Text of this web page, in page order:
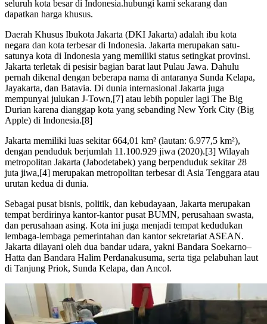
seluruh kota besar di Indonesia.hubungi kami sekarang dan
dapatkan harga khusus.
Daerah Khusus Ibukota Jakarta (DKI Jakarta) adalah ibu kota
negara dan kota terbesar di Indonesia. Jakarta merupakan satu-
satunya kota di Indonesia yang memiliki status setingkat provinsi.
Jakarta terletak di pesisir bagian barat laut Pulau Jawa. Dahulu
pernah dikenal dengan beberapa nama di antaranya Sunda Kelapa,
Jayakarta, dan Batavia. Di dunia internasional Jakarta juga
mempunyai julukan J-Town,[7] atau lebih populer lagi The Big
Durian karena dianggap kota yang sebanding New York City (Big
Apple) di Indonesia.[8]
Jakarta memiliki luas sekitar 664,01 km² (lautan: 6.977,5 km²),
dengan penduduk berjumlah 11.100.929 jiwa (2020).[3] Wilayah
metropolitan Jakarta (Jabodetabek) yang berpenduduk sekitar 28
juta jiwa,[4] merupakan metropolitan terbesar di Asia Tenggara atau
urutan kedua di dunia.
Sebagai pusat bisnis, politik, dan kebudayaan, Jakarta merupakan
tempat berdirinya kantor-kantor pusat BUMN, perusahaan swasta,
dan perusahaan asing. Kota ini juga menjadi tempat kedudukan
lembaga-lembaga pemerintahan dan kantor sekretariat ASEAN.
Jakarta dilayani oleh dua bandar udara, yakni Bandara Soekarno–
Hatta dan Bandara Halim Perdanakusuma, serta tiga pelabuhan laut
di Tanjung Priok, Sunda Kelapa, dan Ancol.